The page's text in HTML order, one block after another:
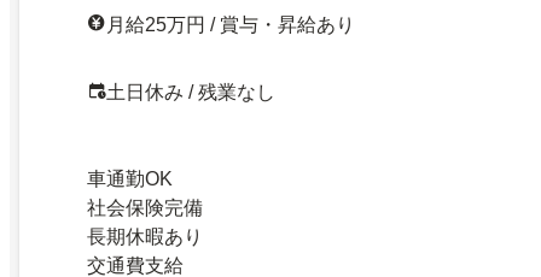
月給25万円 / 賞与・昇給あり
土日休み / 残業なし
車通勤OK
社会保険完備
長期休暇あり
交通費支給